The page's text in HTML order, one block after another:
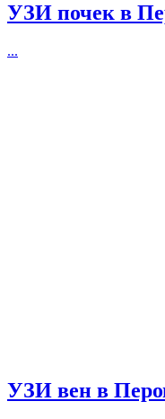
УЗИ почек в
...
УЗИ вен в